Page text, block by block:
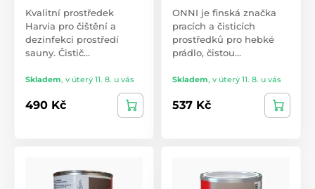
Kvalitní prostředek
Harvia pro čištění a
dezinfekci prostředí
sauny. Čistič…
Skladem, v úterý 11. 8. u vás
490 Kč
ONNI je finská značka
pracích a čisticích
prostředků pro hebké
prádlo, čistou…
Skladem, v úterý 11. 8. u vás
537 Kč